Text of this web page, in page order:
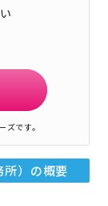
です。
） の概要